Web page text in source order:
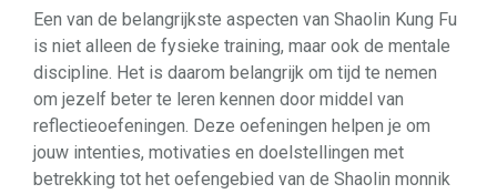
Een van de belangrijkste aspecten van Shaolin Kung Fu
is niet alleen de fysieke training, maar ook de mentale
discipline. Het is daarom belangrijk om tijd te nemen
om jezelf beter te leren kennen door middel van
reflectieoefeningen. Deze oefeningen helpen je om
jouw intenties, motivaties en doelstellingen met
betrekking tot het oefengebied van de Shaolin monnik